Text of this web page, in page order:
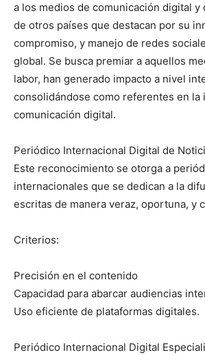
a los medios de comunicación digital y
de otros países que destacan por su
compromiso, y manejo de redes
global. Se busca premiar a aquellos
labor, han generado impacto a nivel
consolidándose como referentes en la
comunicación digital.
Periódico Internacional Digital de
Este reconocimiento se otorga a
internacionales que se dedican a la
escritas de manera veraz, oportuna, y
Criterios:
Precisión en el contenido
Capacidad para abarcar audiencias
Uso eficiente de plataformas digitales.
Periódico Internacional Digital